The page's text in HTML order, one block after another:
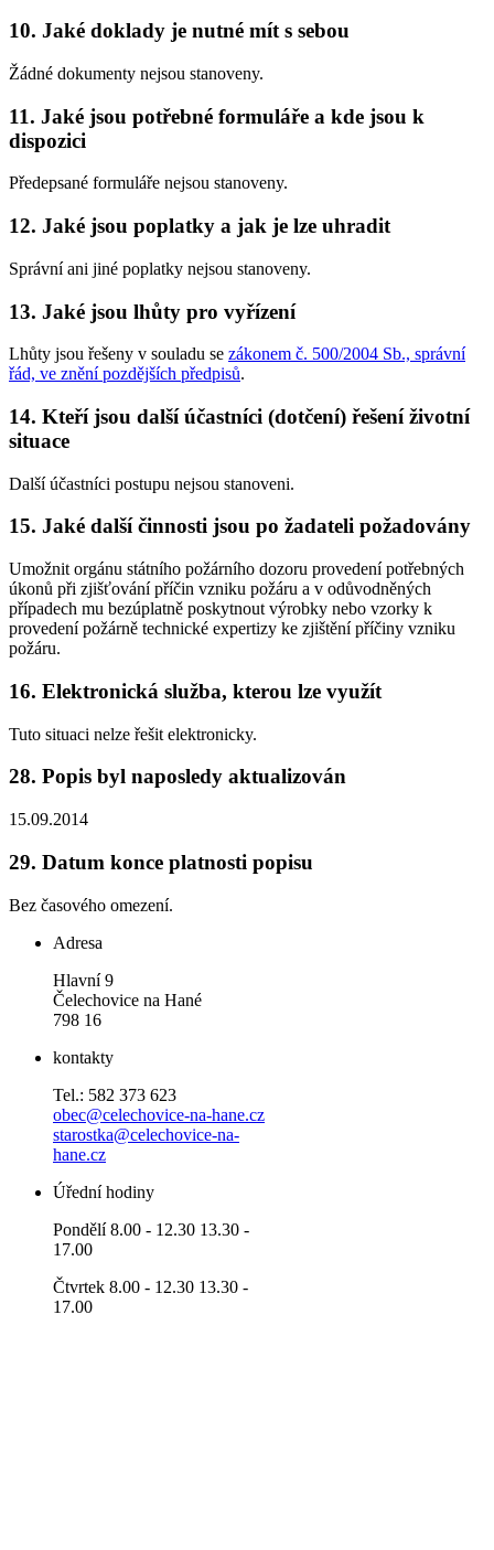
10. Jaké doklady je nutné mít s sebou
Žádné dokumenty nejsou stanoveny.
11. Jaké jsou potřebné formuláře a kde jsou k
dispozici
Předepsané formuláře nejsou stanoveny.
12. Jaké jsou poplatky a jak je lze uhradit
Správní ani jiné poplatky nejsou stanoveny.
13. Jaké jsou lhůty pro vyřízení
Lhůty jsou řešeny v souladu se zákonem č. 500/2004 Sb., správní
řád, ve znění pozdějších předpisů.
14. Kteří jsou další účastníci (dotčení) řešení životní
situace
Další účastníci postupu nejsou stanoveni.
15. Jaké další činnosti jsou po žadateli požadovány
Umožnit orgánu státního požárního dozoru provedení potřebných
úkonů při zjišťování příčin vzniku požáru a v odůvodněných
případech mu bezúplatně poskytnout výrobky nebo vzorky k
provedení požárně technické expertizy ke zjištění příčiny vzniku
požáru.
16. Elektronická služba, kterou lze využít
Tuto situaci nelze řešit elektronicky.
28. Popis byl naposledy aktualizován
15.09.2014
29. Datum konce platnosti popisu
Bez časového omezení.
Adresa
Hlavní 9
Čelechovice na Hané
798 16
kontakty
Tel.: 582 373 623
obec@celechovice-na-hane.cz
starostka@celechovice-na-
hane.cz
Úřední hodiny
Pondělí 8.00 - 12.30 13.30 -
17.00
Čtvrtek 8.00 - 12.30 13.30 -
17.00